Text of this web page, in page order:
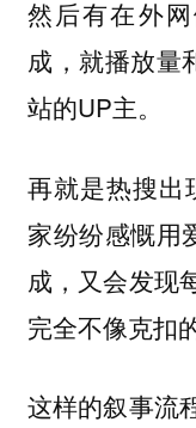
然后有在外
成，就播放量
站的UP主。
再就是热搜出
家纷纷感慨用
成，又会发现
完全不像克扣
这样的叙事流